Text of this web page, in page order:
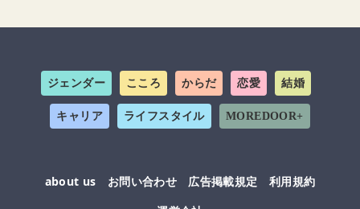
ジェンダー こころ からだ 恋愛 結婚
キャリア ライフスタイル MOREDOOR+
about us お問い合わせ 広告掲載規定
利用規約